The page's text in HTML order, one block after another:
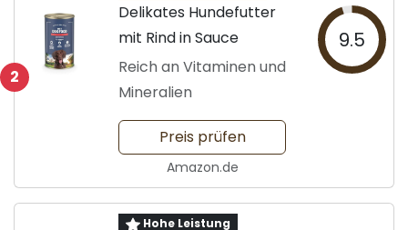
2
Delikates Hundefutter
mit Rind in Sauce
Reich an Vitaminen und
Mineralien
9.5
Preis prüfen
Amazon.de
Hohe Leistung